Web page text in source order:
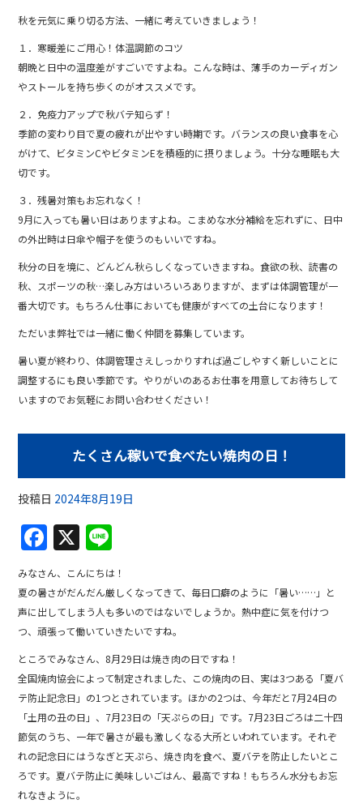
o
o
k
秋を元気に乗り切る方法、一緒に考えていきましょう！
１．寒暖差にご用心！体温調節のコツ
朝晩と日中の温度差がすごいですよね。こんな時は、薄手のカーディガン
やストールを持ち歩くのがオススメです。
２．免疫力アップで秋バテ知らず！
季節の変わり目で夏の疲れが出やすい時期です。バランスの良い食事を心
がけて、ビタミンCやビタミンEを積極的に摂りましょう。十分な睡眠も大
切です。
３．残暑対策もお忘れなく！
9月に入っても暑い日はありますよね。こまめな水分補給を忘れずに、日中
の外出時は日傘や帽子を使うのもいいですね。
秋分の日を境に、どんどん秋らしくなっていきますね。食欲の秋、読書の
秋、スポーツの秋…楽しみ方はいろいろありますが、まずは体調管理が一
番大切です。もちろん仕事においても健康がすべての土台になります！
ただいま弊社では一緒に働く仲間を募集しています。
暑い夏が終わり、体調管理さえしっかりすれば過ごしやすく新しいことに
調整するにも良い季節です。やりがいのあるお仕事を用意してお待ちして
いますのでお気軽にお問い合わせください！
たくさん稼いで食べたい焼肉の日！
投稿日 2024年8月19日
F
a
c
e
b
o
o
k
X
n
e
みなさん、こんにちは！
夏の暑さがだんだん厳しくなってきて、毎日口癖のように「暑い……」と
声に出してしまう人も多いのではないでしょうか。熱中症に気を付けつ
つ、頑張って働いていきたいですね。
ところでみなさん、8月29日は焼き肉の日ですね！
全国焼肉協会によって制定されました、この焼肉の日、実は3つある「夏バ
テ防止記念日」の1つとされています。ほかの2つは、今年だと7月24日の
「土用の丑の日」、7月23日の「天ぷらの日」です。7月23日ごろは二十四
節気のうち、一年で暑さが最も激しくなる大所といわれています。それぞ
れの記念日にはうなぎと天ぷら、焼き肉を食べ、夏バテを防止したいとこ
ろです。夏バテ防止に美味しいごはん、最高ですね！もちろん水分もお忘
れなきように。